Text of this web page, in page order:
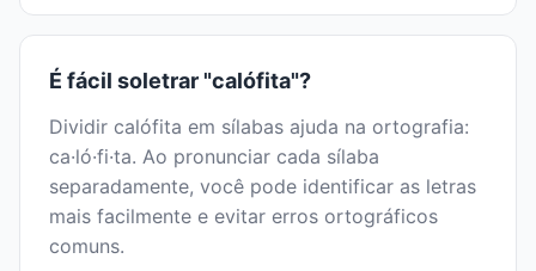
É fácil soletrar "calófita"?
Dividir calófita em sílabas ajuda na ortografia:
ca·ló·fi·ta. Ao pronunciar cada sílaba
separadamente, você pode identificar as letras
mais facilmente e evitar erros ortográficos
comuns.